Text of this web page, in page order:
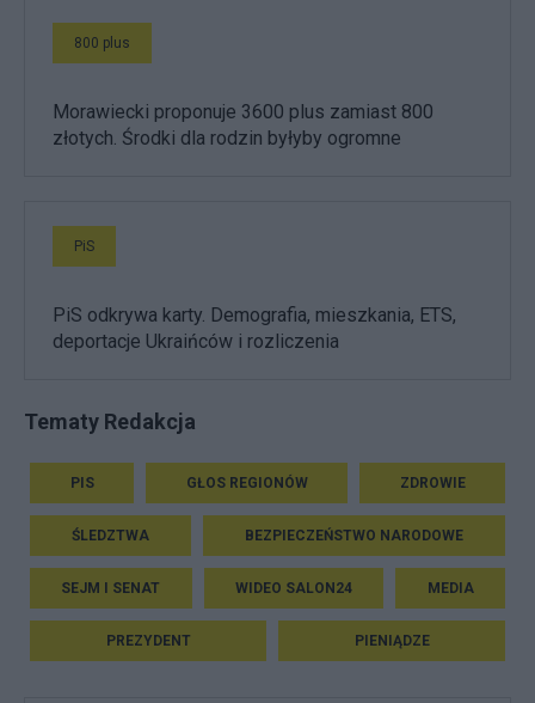
800 plus
Morawiecki proponuje 3600 plus zamiast 800
złotych. Środki dla rodzin byłyby ogromne
PiS
PiS odkrywa karty. Demografia, mieszkania, ETS,
deportacje Ukraińców i rozliczenia
Tematy Redakcja
PIS GŁOS REGIONÓW ZDROWIE
ŚLEDZTWA BEZPIECZEŃSTWO NARODOWE
SEJM I SENAT WIDEO SALON24 MEDIA
PREZYDENT PIENIĄDZE